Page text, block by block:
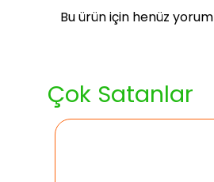
Bu ürün için henüz
Çok Satanlar